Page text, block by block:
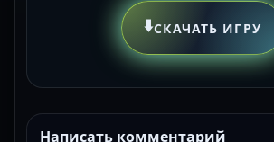
⬇️СКАЧАТЬ ИГРУ
Написать комментарий